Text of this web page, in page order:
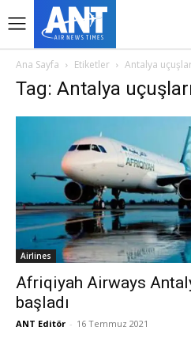
Ana Sayfa Etiketler Antalya
Tag: Antalya
Airlines
Afriqiyah Airways
başladı
ANT Editör - 16 Temmuz 2021